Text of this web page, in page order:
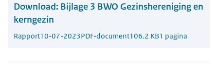
Download: Bijlage 3 BWO Gezinshereniging en
kerngezin
Rapport10-07-2023PDF-document106.2 KB1 pagina